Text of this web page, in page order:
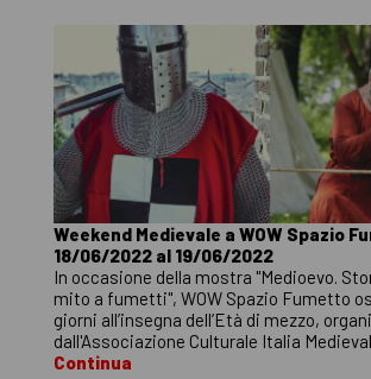
Weekend Medievale a WOW Spazio
18/06/2022 al 19/06/2022
In occasione della mostra "Medioevo.
mito a fumetti", WOW Spazio Fumetto
giorni all’insegna dell’Età di mezzo,
dall'Associazione Culturale Italia
Continua